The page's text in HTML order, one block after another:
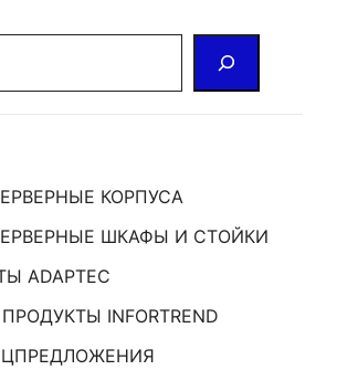
КОРПУСА
ШКАФЫ И СТОЙКИ
ADAPTEC
ПРОДУКТЫ INFORTREND